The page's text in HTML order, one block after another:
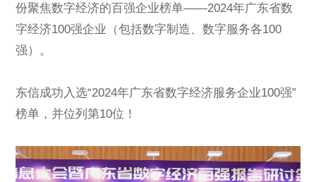
份聚焦数字经济的百强企业榜单——2024年广东省数
字经济100强企业（包括数字制造、数字服务各100
强）。
东信成功入选“2024年广东省数字经济服务企业100强”
榜单，并位列第10位！